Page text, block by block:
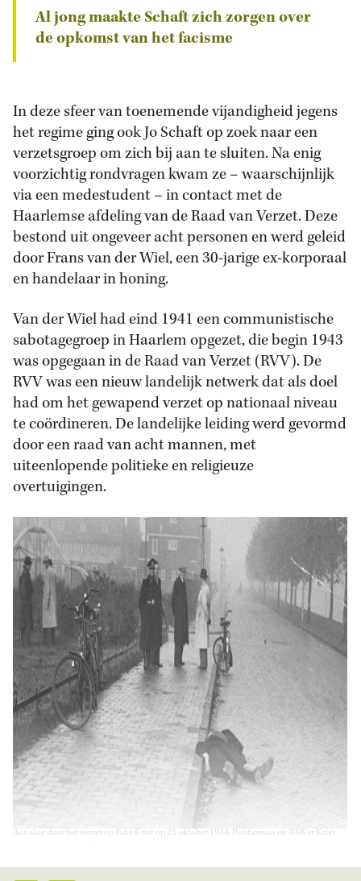
Al jong maakte Schaft zich zorgen over
de opkomst van het facisme
In deze sfeer van toenemende vijandigheid jegens
het regime ging ook Jo Schaft op zoek naar een
verzetsgroep om zich bij aan te sluiten. Na enig
voorzichtig rondvragen kwam ze – waarschijnlijk
via een medestudent – in contact met de
Haarlemse afdeling van de Raad van Verzet. Deze
bestond uit ongeveer acht personen en werd geleid
door Frans van der Wiel, een 30-jarige ex-korporaal
en handelaar in honing.
Van der Wiel had eind 1941 een communistische
sabotagegroep in Haarlem opgezet, die begin 1943
was opgegaan in de Raad van Verzet (RVV). De
RVV was een nieuw landelijk netwerk dat als doel
had om het gewapend verzet op nationaal niveau
te coördineren. De landelijke leiding werd gevormd
door een raad van acht mannen, met
uiteenlopende politieke en religieuze
overtuigingen.
Aanslag door het verzet op Fake Krist op 25 oktober 1944. Politieman en NSB’er Krist